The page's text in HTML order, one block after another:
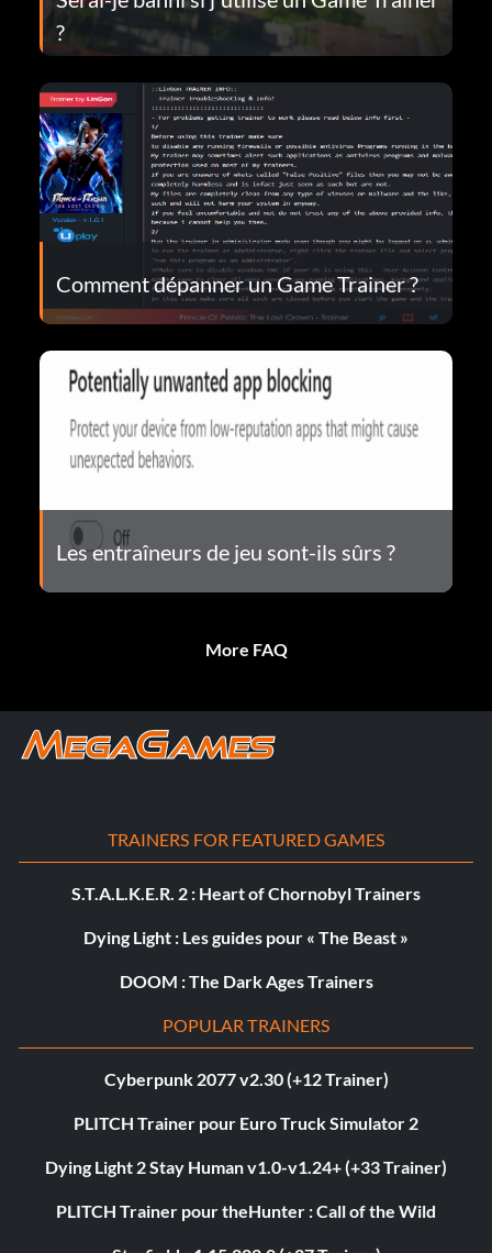
?
Comment dépanner un Game Trainer ?
Les entraîneurs de jeu sont-ils sûrs ?
More FAQ
TRAINERS FOR FEATURED GAMES
S.T.A.L.K.E.R. 2 : Heart of Chornobyl Trainers
Dying Light : Les guides pour « The Beast »
DOOM : The Dark Ages Trainers
POPULAR TRAINERS
Cyberpunk 2077 v2.30 (+12 Trainer)
PLITCH Trainer pour Euro Truck Simulator 2
Dying Light 2 Stay Human v1.0-v1.24+ (+33 Trainer)
PLITCH Trainer pour theHunter : Call of the Wild